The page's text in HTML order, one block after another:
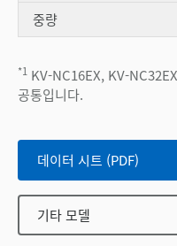
중량
*1 KV-NC16EX, KV-
공통입니다.
데이터 시트 (PDF)
기타 모델